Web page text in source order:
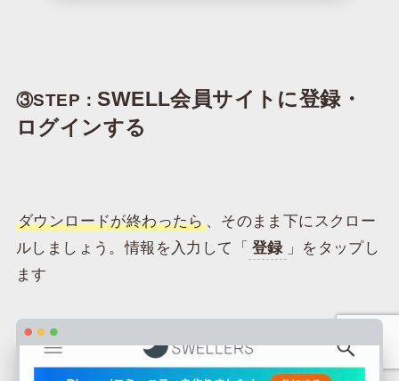
③STEP：SWELL会員サイトに登録・
ログインする
ダウンロードが終わったら、そのまま下にスクロー
ルしましょう。情報を入力して「 登録 」をタップし
ます